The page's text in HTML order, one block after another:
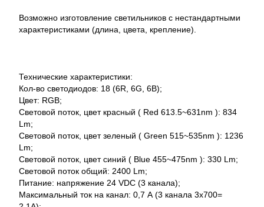
Возможно изготовление светильников с нестандартными
характеристиками (длина, цвета, крепление).
Технические характеристики:
Кол-во светодиодов: 18 (6R, 6G, 6B);
Цвет: RGB;
Световой поток, цвет красный ( Red 613.5~631nm ): 834
Lm;
Световой поток, цвет зеленый ( Green 515~535nm ): 1236
Lm;
Световой поток, цвет синий ( Blue 455~475nm ): 330 Lm;
Световой поток общий: 2400 Lm;
Питание: напряжение 24 VDC (3 канала);
Максимальный ток на канал: 0,7 А (3 канала 3x700=